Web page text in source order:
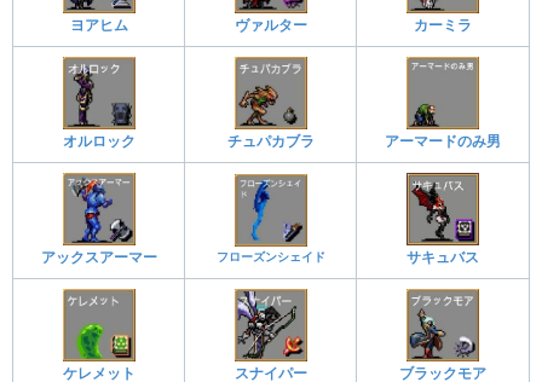
ヨアヒム ヴァルター カーミラ
オルロック チュパカブラ アーマードのみ男
アックスアーマー フローズンシェイド サキュバス
ケレメット スナイパー ブラックモア